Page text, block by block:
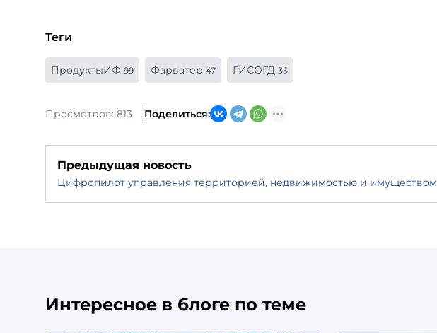
Теги
ПродуктыИФ 99 Фарватер 47 ГИСОГД 35
Просмотров: 813 Поделиться:
Предыдущая новость
Цифропилот управления территорией, недвижимостью и имуществом
Интересное в блоге по теме